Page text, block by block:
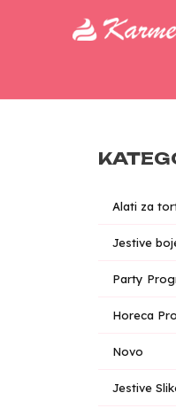
Alati za
Jestive
Party
Horeca
Novo
Jestive